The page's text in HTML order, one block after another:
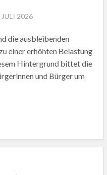
JULI 2026
die ausbleibenden
einer erhöhten Belastung
Hintergrund bittet die
und Bürger um